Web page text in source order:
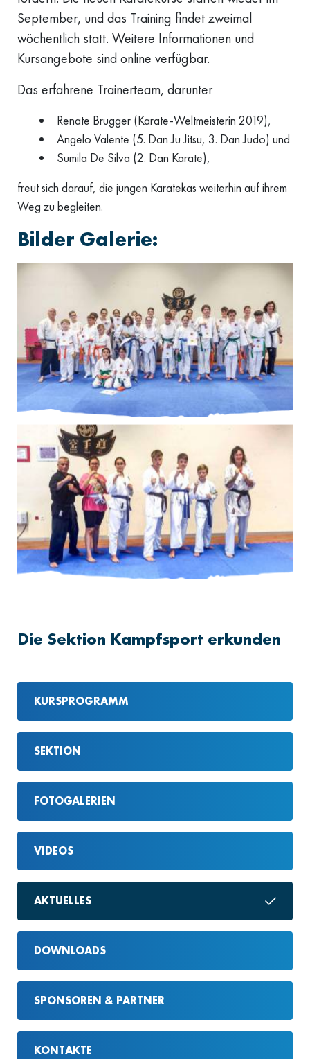
September, und das Training findet zweimal
wöchentlich statt. Weitere Informationen und
Kursangebote sind online verfügbar.
Das erfahrene Trainerteam, darunter
Renate Brugger (Karate-Weltmeisterin 2019),
Angelo Valente (5. Dan Ju Jitsu, 3. Dan Judo) und
Sumila De Silva (2. Dan Karate),
freut sich darauf, die jungen Karatekas weiterhin auf ihrem
Weg zu begleiten.
Bilder Galerie:
Die Sektion Kampfsport erkunden
KURSPROGRAMM
SEKTION
FOTOGALERIEN
VIDEOS
AKTUELLES
DOWNLOADS
SPONSOREN & PARTNER
KONTAKTE